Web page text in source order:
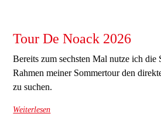
Tour De Noack 2026
Bereits zum sechsten Mal nutze ich die
Rahmen meiner Sommertour den
zu suchen.
Weiterlesen